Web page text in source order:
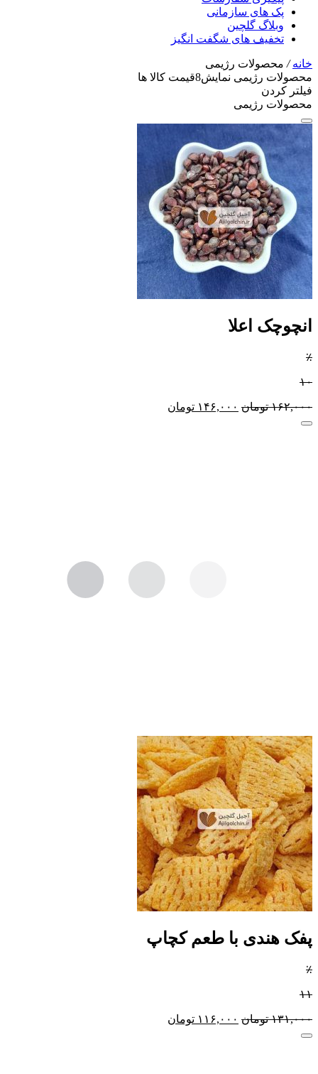
پک های سازمانی
وبلاگ گلچین
تخفیف های شگفت انگیز
خانه/ محصولات رژیمی
محصولات رژیمی نمایش8قیمت کالا ها
فیلتر کردن
محصولات رژیمی
انچوچک اعلا
٪
۱۰
۱۶۲,۰۰۰ تومان ۱۴۶,۰۰۰ تومان
پفک هندی با طعم کچاپ
٪
۱۱
۱۳۱,۰۰۰ تومان ۱۱۶,۰۰۰ تومان